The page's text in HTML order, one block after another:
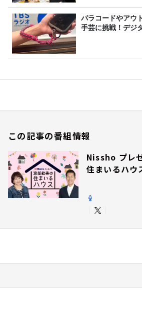
パラコードやアウ
手芸に挑戦！デジ
この記事の番組情報
Nissho プレ
住まいるハウ